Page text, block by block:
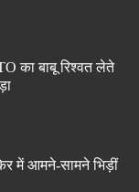
का बाबू रिश्वत लेते
में आमने-सामने भिड़ीं